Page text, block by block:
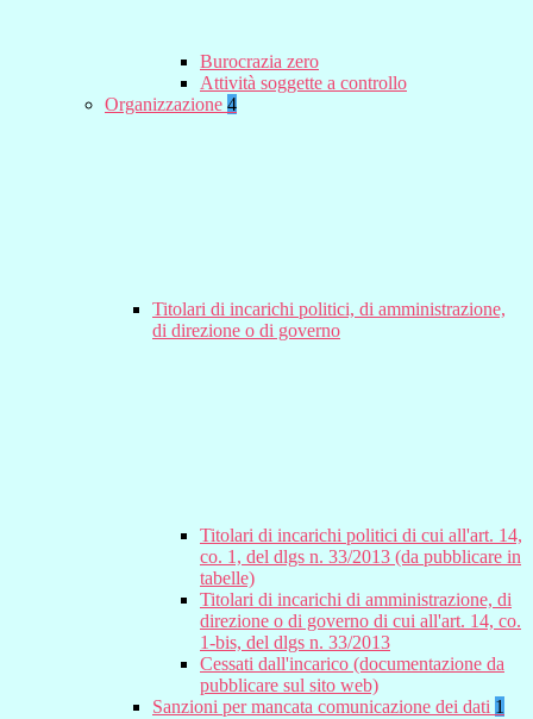
Burocrazia zero
Attività soggette a controllo
Organizzazione 4
Titolari di incarichi politici, di amministrazione,
di direzione o di governo
Titolari di incarichi politici di cui all'art. 14,
co. 1, del dlgs n. 33/2013 (da pubblicare in
tabelle)
Titolari di incarichi di amministrazione, di
direzione o di governo di cui all'art. 14, co.
1-bis, del dlgs n. 33/2013
Cessati dall'incarico (documentazione da
pubblicare sul sito web)
Sanzioni per mancata comunicazione dei dati 1